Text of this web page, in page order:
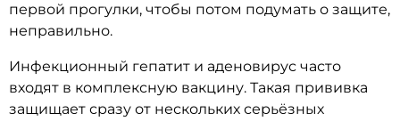
первой прогулки, чтобы потом подумать о защите,
неправильно.
Инфекционный гепатит и аденовирус часто
входят в комплексную вакцину. Такая прививка
защищает сразу от нескольких серьёзных